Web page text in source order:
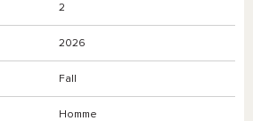
2
2026
Fall
Homme